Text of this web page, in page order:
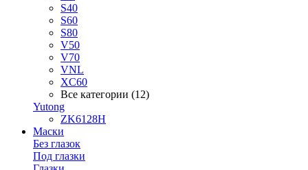
S40
S60
S80
V50
V70
VNL
XC60
Все категории (12)
Yutong
ZK6128H
Маски
Без глазок
Под глазки